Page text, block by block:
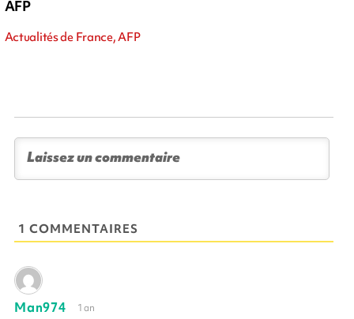
AFP
Actualités de France, AFP
1 COMMENTAIRES
Man974 1 an